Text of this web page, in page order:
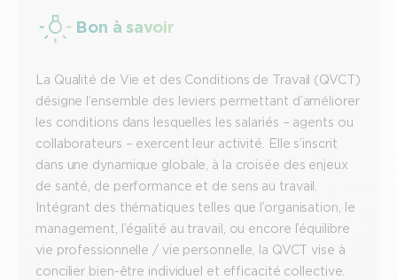
Bon à savoir
La Qualité de Vie et des Conditions de Travail (QVCT)
désigne l’ensemble des leviers permettant d’améliorer
les conditions dans lesquelles les salariés – agents ou
collaborateurs – exercent leur activité. Elle s’inscrit
dans une dynamique globale, à la croisée des enjeux
de santé, de performance et de sens au travail.
Intégrant des thématiques telles que l’organisation, le
management, l’égalité au travail, ou encore l’équilibre
vie professionnelle / vie personnelle, la QVCT vise à
concilier bien-être individuel et efficacité collective.